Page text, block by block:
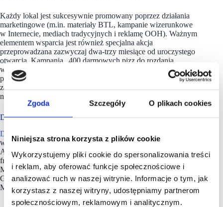
Zgoda Szczegóły O plikach cookies
Niniejsza strona korzysta z plików cookie
Wykorzystujemy pliki cookie do spersonalizowania treści
i reklam, aby oferować funkcje społecznościowe i
analizować ruch w naszej witrynie. Informacje o tym, jak
korzystasz z naszej witryny, udostępniamy partnerom
społecznościowym, reklamowym i analitycznym.
Każdy lokal jest sukcesywnie promowany poprzez działania
marketingowe (m.in. materiały BTL, kampanie wizerunkowe
w Internecie, mediach tradycyjnych i reklamę OOH). Ważnym
elementem wsparcia jest również specjalna akcja
przeprowadzana zazwyczaj dwa-trzy miesiące od uroczystego
otwarcia. Kampania „400 darmowych pizz do rozdania
w każdy poniedziałek” skierowana jest do klientów nowo
powstałych pizzerii Da Grasso. Oferta promowana jest
za pomocą wyselekcjonowanych lokalnie różnorodnych
nośników – zarówno w obszarze digital, jak i w sferze outdoor.
Da Grasso ma w portfolio ok. 190 lokali
Da Grasso
to największa franczyzowa sieć pizzerii w Polsce,
w której skład wchodzi około 190 lokaliw całym kraju.
Aktualnie intensywnie się rozwija i poszukuje partnerów
franczyzowych w kilkunastu miastach Polski m.in.: Oławie,
Mielcu, Kościerzynie, Dębicy, Krośnie, Inowrocławiu, Lesznie,
Gnieźnie, Świdnicy, Tarnobrzegu czy Nowym Dworze
Mazowieckim.